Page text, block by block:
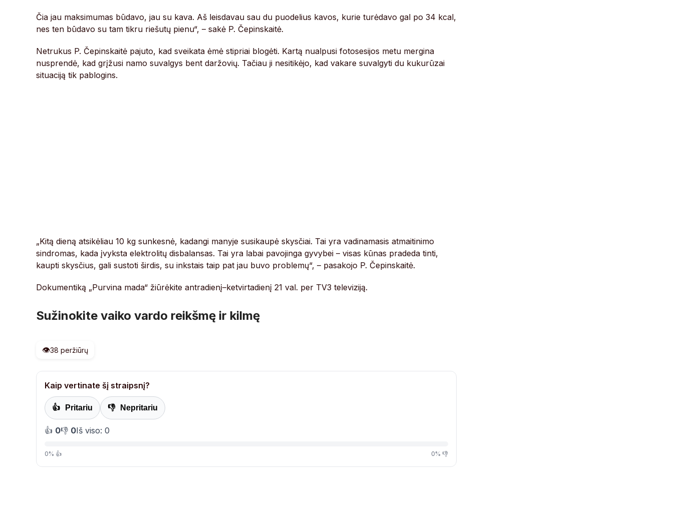
Čia jau maksimumas būdavo, jau su kava. Aš leisdavau sau du puodelius kavos, kurie turėdavo gal po 34 kcal,
nes ten būdavo su tam tikru riešutų pienu“, – sakė P. Čepinskaitė.
Netrukus P. Čepinskaitė pajuto, kad sveikata ėmė stipriai blogėti. Kartą nualpusi fotosesijos metu mergina
nusprendė, kad grįžusi namo suvalgys bent daržovių. Tačiau ji nesitikėjo, kad vakare suvalgyti du kukurūzai
situaciją tik pablogins.
„Kitą dieną atsikėliau 10 kg sunkesnė, kadangi manyje susikaupė skysčiai. Tai yra vadinamasis atmaitinimo
sindromas, kada įvyksta elektrolitų disbalansas. Tai yra labai pavojinga gyvybei – visas kūnas pradeda tinti,
kaupti skysčius, gali sustoti širdis, su inkstais taip pat jau buvo problemų“, – pasakojo P. Čepinskaitė.
Dokumentiką „Purvina mada“ žiūrėkite antradienį–ketvirtadienį 21 val. per TV3 televiziją.
Sužinokite vaiko vardo reikšmę ir kilmę
👁️38 peržiūrų
Kaip vertinate šį straipsnį?
👍 Pritariu 👎 Nepritariu
👍 0👎 0Iš viso: 0
0% 👍 0% 👎